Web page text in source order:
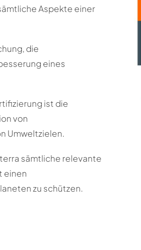
Aspekte einer
die
eines
ist die
von
Umweltzielen.
sämtliche relevante
einen
zu schützen.